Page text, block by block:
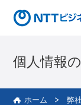
ル
ル
個人情報
ホーム 弊